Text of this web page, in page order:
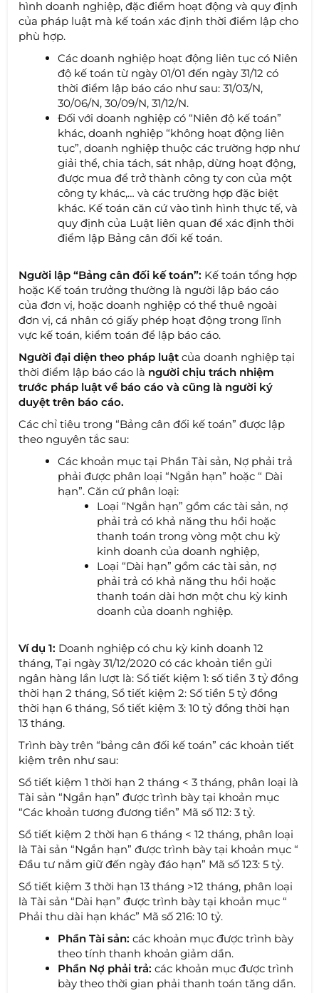
hình doanh nghiệp, đặc điểm hoạt động và quy định
của pháp luật mà kế toán xác định thời điểm lập cho
phù hợp.
Các doanh nghiệp hoạt động liên tục có Niên
độ kế toán từ ngày 01/01 đến ngày 31/12 có
thời điểm lập báo cáo như sau: 31/03/N,
30/06/N, 30/09/N, 31/12/N.
Đối với doanh nghiệp có “Niên độ kế toán”
khác, doanh nghiệp “không hoạt động liên
tục”, doanh nghiệp thuộc các trường hợp như
giải thể, chia tách, sát nhập, dừng hoạt động,
được mua để trở thành công ty con của một
công ty khác,… và các trường hợp đặc biệt
khác. Kế toán căn cứ vào tình hình thực tế, và
quy định của Luật liên quan để xác định thời
điểm lập Bảng cân đối kế toán.
Người lập “Bảng cân đối kế toán”: Kế toán tổng hợp
hoặc Kế toán trưởng thường là người lập báo cáo
của đơn vị, hoặc doanh nghiệp có thể thuê ngoài
đơn vị, cá nhân có giấy phép hoạt động trong lĩnh
vực kế toán, kiểm toán để lập báo cáo.
Người đại diện theo pháp luật của doanh nghiệp tại
thời điểm lập báo cáo là người chịu trách nhiệm
trước pháp luật về báo cáo và cũng là người ký
duyệt trên báo cáo.
Các chỉ tiêu trong “Bảng cân đối kế toán” được lập
theo nguyên tắc sau:
Các khoản mục tại Phần Tài sản, Nợ phải trả
phải được phân loại “Ngắn hạn” hoặc “ Dài
hạn”. Căn cứ phân loại:
Loại “Ngắn hạn” gồm các tài sản, nợ
phải trả có khả năng thu hồi hoặc
thanh toán trong vòng một chu kỳ
kinh doanh của doanh nghiệp,
Loại “Dài hạn” gồm các tài sản, nợ
phải trả có khả năng thu hồi hoặc
thanh toán dài hơn một chu kỳ kinh
doanh của doanh nghiệp.
Ví dụ 1: Doanh nghiệp có chu kỳ kinh doanh 12
tháng, Tại ngày 31/12/2020 có các khoản tiền gửi
ngân hàng lần lượt là: Sổ tiết kiệm 1: số tiền 3 tỷ đồng
thời hạn 2 tháng, Sổ tiết kiệm 2: Số tiền 5 tỷ đồng
thời hạn 6 tháng, Sổ tiết kiệm 3: 10 tỷ đồng thời hạn
13 tháng.
Trình bày trên “bảng cân đối kế toán” các khoản tiết
kiệm trên như sau:
Sổ tiết kiệm 1 thời hạn 2 tháng < 3 tháng, phân loại là
Tài sản “Ngắn hạn” được trình bày tại khoản mục
“Các khoản tương đương tiền” Mã số 112: 3 tỷ.
Sổ tiết kiệm 2 thời hạn 6 tháng < 12 tháng, phân loại
là Tài sản “Ngắn hạn” được trình bày tại khoản mục “
Đầu tư nắm giữ đến ngày đáo hạn” Mã số 123: 5 tỷ.
Sổ tiết kiệm 3 thời hạn 13 tháng >12 tháng, phân loại
là Tài sản “Dài hạn” được trình bày tại khoản mục “
Phải thu dài hạn khác” Mã số 216: 10 tỷ.
Phần Tài sản:các khoản mục được trình bày
theo tính thanh khoản giảm dần.
Phần Nợ phải trả: các khoản mục được trình
bày theo thời gian phải thanh toán tăng dần.